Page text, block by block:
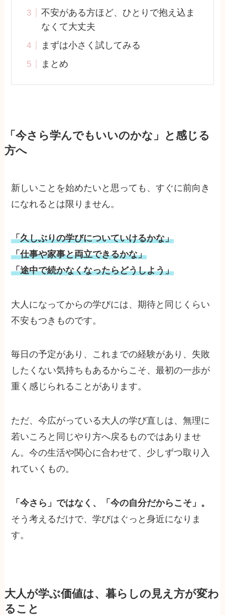
不安がある方ほど、ひとりで抱え込ま
なくて大丈夫
まずは小さく試してみる
まとめ
「今さら学んでもいいのかな」と感じる
方へ
新しいことを始めたいと思っても、すぐに前向き
になれるとは限りません。
「久しぶりの学びについていけるかな」
「仕事や家事と両立できるかな」
「途中で続かなくなったらどうしよう」
大人になってからの学びには、期待と同じくらい
不安もつきものです。
毎日の予定があり、これまでの経験があり、失敗
したくない気持ちもあるからこそ、最初の一歩が
重く感じられることがあります。
ただ、今広がっている大人の学び直しは、無理に
若いころと同じやり方へ戻るものではありませ
ん。今の生活や関心に合わせて、少しずつ取り入
れていくもの。
「今さら」ではなく、「今の自分だからこそ」。
そう考えるだけで、学びはぐっと身近になりま
す。
大人が学ぶ価値は、暮らしの見え方が変わ
ること